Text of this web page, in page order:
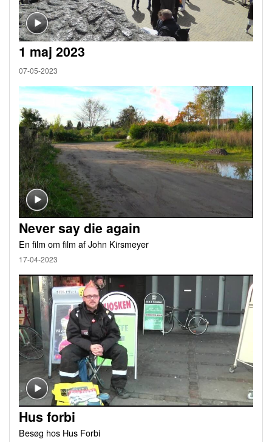
1 maj 2023
07-05-2023
Never say die again
En film om film af John Kirsmeyer
17-04-2023
Hus forbi
Besøg hos Hus Forbi